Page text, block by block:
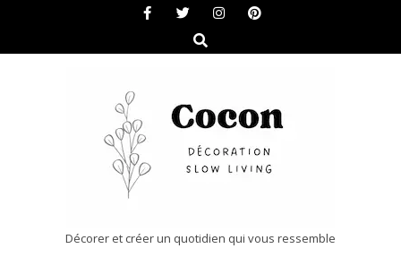
content
Search
COCON
Décorer et créer un quotidien qui vous ressemble